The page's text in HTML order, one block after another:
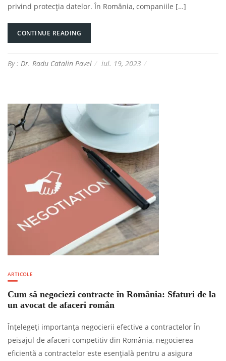
privind protecția datelor. În România, companiile […]
CONTINUE READING
By : Dr. Radu Catalin Pavel iul. 19, 2023
ARTICOLE
Cum să negociezi contracte în România: Sfaturi de la
un avocat de afaceri român
Înțelegeți importanța negocierii efective a contractelor În
peisajul de afaceri competitiv din România, negocierea
eficientă a contractelor este esențială pentru a asigura